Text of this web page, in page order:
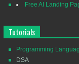
Free AI Landing
Tutorials
Programming
DSA